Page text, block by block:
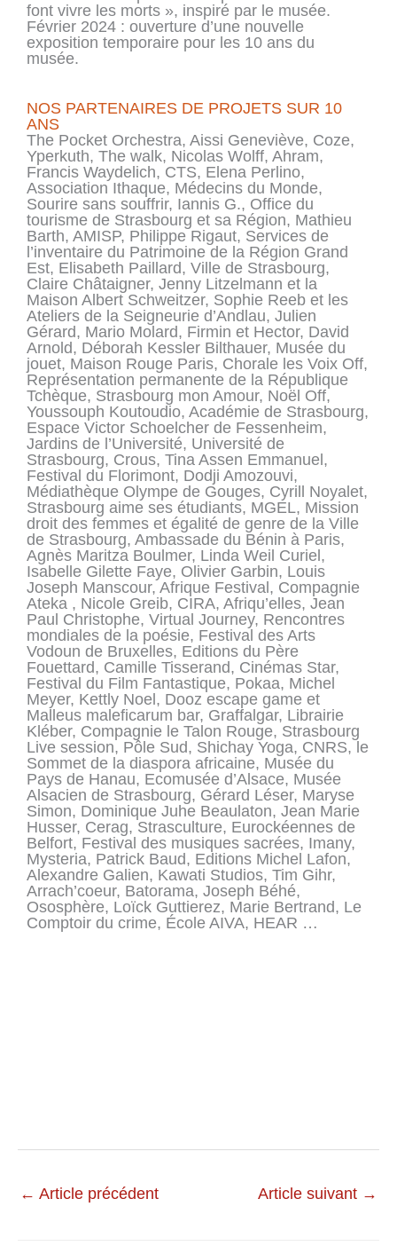
font vivre les morts », inspiré par le musée.
Février 2024 : ouverture d’une nouvelle
exposition temporaire pour les 10 ans du
musée.
NOS PARTENAIRES DE PROJETS SUR 10
ANS
The Pocket Orchestra, Aissi Geneviève, Coze,
Yperkuth, The walk, Nicolas Wolff, Ahram,
Francis Waydelich, CTS, Elena Perlino,
Association Ithaque, Médecins du Monde,
Sourire sans souffrir, Iannis G., Office du
tourisme de Strasbourg et sa Région, Mathieu
Barth, AMISP, Philippe Rigaut, Services de
l’inventaire du Patrimoine de la Région Grand
Est, Elisabeth Paillard, Ville de Strasbourg,
Claire Châtaigner, Jenny Litzelmann et la
Maison Albert Schweitzer, Sophie Reeb et les
Ateliers de la Seigneurie d’Andlau, Julien
Gérard, Mario Molard, Firmin et Hector, David
Arnold, Déborah Kessler Bilthauer, Musée du
jouet, Maison Rouge Paris, Chorale les Voix Off,
Représentation permanente de la République
Tchèque, Strasbourg mon Amour, Noël Off,
Youssouph Koutoudio, Académie de Strasbourg,
Espace Victor Schoelcher de Fessenheim,
Jardins de l’Université, Université de
Strasbourg, Crous, Tina Assen Emmanuel,
Festival du Florimont, Dodji Amozouvi,
Médiathèque Olympe de Gouges, Cyrill Noyalet,
Strasbourg aime ses étudiants, MGEL, Mission
droit des femmes et égalité de genre de la Ville
de Strasbourg, Ambassade du Bénin à Paris,
Agnès Maritza Boulmer, Linda Weil Curiel,
Isabelle Gilette Faye, Olivier Garbin, Louis
Joseph Manscour, Afrique Festival, Compagnie
Ateka , Nicole Greib, CIRA, Afriqu’elles, Jean
Paul Christophe, Virtual Journey, Rencontres
mondiales de la poésie, Festival des Arts
Vodoun de Bruxelles, Editions du Père
Fouettard, Camille Tisserand, Cinémas Star,
Festival du Film Fantastique, Pokaa, Michel
Meyer, Kettly Noel, Dooz escape game et
Malleus maleficarum bar, Graffalgar, Librairie
Kléber, Compagnie le Talon Rouge, Strasbourg
Live session, Pôle Sud, Shichay Yoga, CNRS, le
Sommet de la diaspora africaine, Musée du
Pays de Hanau, Ecomusée d’Alsace, Musée
Alsacien de Strasbourg, Gérard Léser, Maryse
Simon, Dominique Juhe Beaulaton, Jean Marie
Husser, Cerag, Strasculture, Eurockéennes de
Belfort, Festival des musiques sacrées, Imany,
Mysteria, Patrick Baud, Editions Michel Lafon,
Alexandre Galien, Kawati Studios, Tim Gihr,
Arrach’coeur, Batorama, Joseph Béhé,
Ososphère, Loïck Guttierez, Marie Bertrand, Le
Comptoir du crime, École AIVA, HEAR …
← Article précédent Article suivant →